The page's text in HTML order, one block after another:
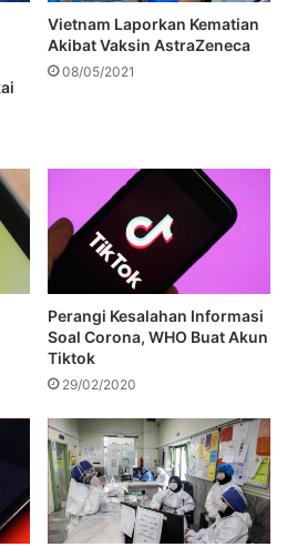
Vietnam Laporkan Kematian
Akibat Vaksin AstraZeneca
08/05/2021
Perangi Kesalahan Informasi
Soal Corona, WHO Buat Akun
Tiktok
29/02/2020